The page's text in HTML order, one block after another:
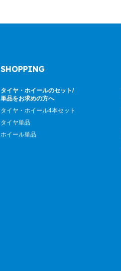
SHOPPING
タイヤ・ホイールのセット/
単品をお求めの方へ
タイヤ・ホイール4本セット
タイヤ単品
ホイール単品